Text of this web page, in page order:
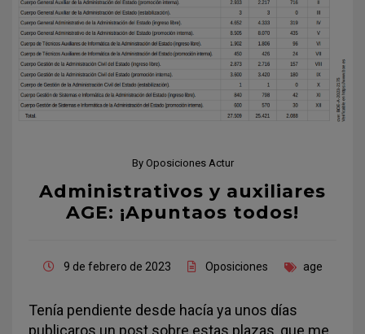
By Oposiciones Actur
Administrativos y auxiliares
AGE: ¡Apuntaos todos!
9 de febrero de 2023 Oposiciones age
Tenía pendiente desde hacía ya unos días
publicaros un post sobre estas plazas, que me